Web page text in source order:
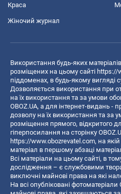
Краса
Жіночий журнал
Використання будь-яких
розміщених на цьому сайті https://
піддоменах, в будь-якому вигляді
Дозволяється використання при
на їх використання та за умови
OBOZ.UA, а для інтернет-видань -
дозволу на їх використання та за
розміщення прямого, відкритого
гіперпосилання на сторінку
https://www.obozrevatel.com, на
матеріал в першому абзаці
Всі матеріали на цьому сайті, в
дослідження – є службовими
виключні майнові права на які
На всі опубліковані